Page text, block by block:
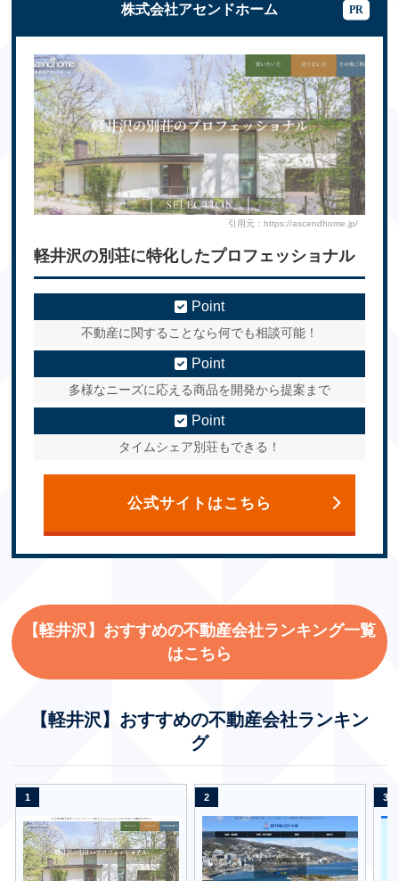
株式会社アセンドホーム
引用元：https://ascendhome.jp/
軽井沢の別荘に特化したプロフェッショナル
Point
不動産に関することなら何でも相談可能！
Point
多様なニーズに応える商品を開発から提案まで
Point
タイムシェア別荘もできる！
公式サイトはこちら
【軽井沢】おすすめの不動産会社ランキング一覧
はこちら
【軽井沢】おすすめの不動産会社ランキン
グ